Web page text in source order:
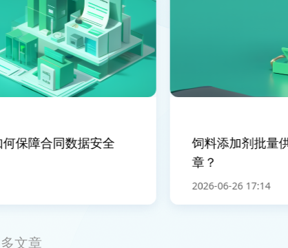
障合同数据安全
饲料添加剂批量供
章？
2026-06-26 17:14
文章